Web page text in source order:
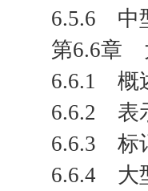
6.5.6 中
第6.6章
6.6.1 概
6.6.2 表
6.6.3 标
6.6.4 大